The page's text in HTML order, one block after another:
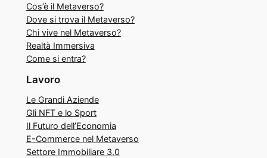
Cos’è il Metaverso?
Dove si trova il Metaverso?
Chi vive nel Metaverso?
Realtà Immersiva
Come si entra?
Lavoro
Le Grandi Aziende
Gli NFT e lo Sport
Il Futuro dell’Economia
E-Commerce nel Metaverso
Settore Immobiliare 3.0